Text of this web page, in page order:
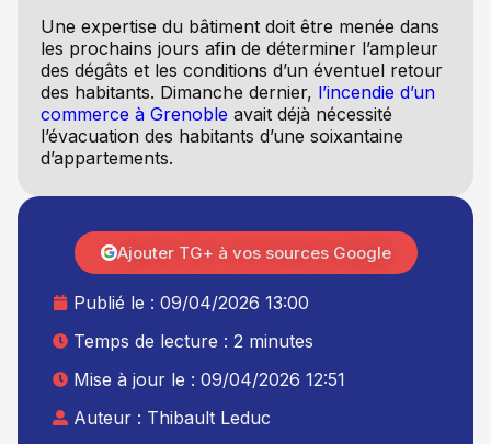
Une expertise du bâtiment doit être menée dans
les prochains jours afin de déterminer l’ampleur
des dégâts et les conditions d’un éventuel retour
des habitants. Dimanche dernier, l’incendie d’un
commerce à Grenoble avait déjà nécessité
l’évacuation des habitants d’une soixantaine
d’appartements.
Publié le : 09/04/2026 13:00
Temps de lecture : 2 minutes
Mise à jour le : 09/04/2026 12:51
Auteur : Thibault Leduc
Ajouter TG+ à vos sources Google